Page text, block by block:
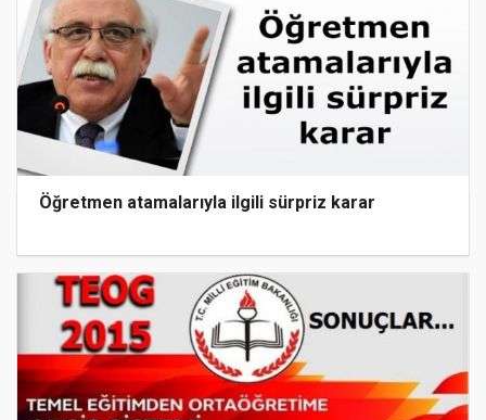
Öğretmen atamalarıyla ilgili sürpriz karar